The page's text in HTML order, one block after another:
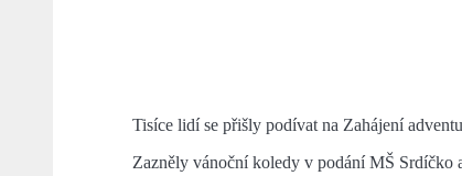
Tisíce lidí se přišly podívat na Zahájení
Zazněly vánoční koledy v podání MŠ Srdíčko